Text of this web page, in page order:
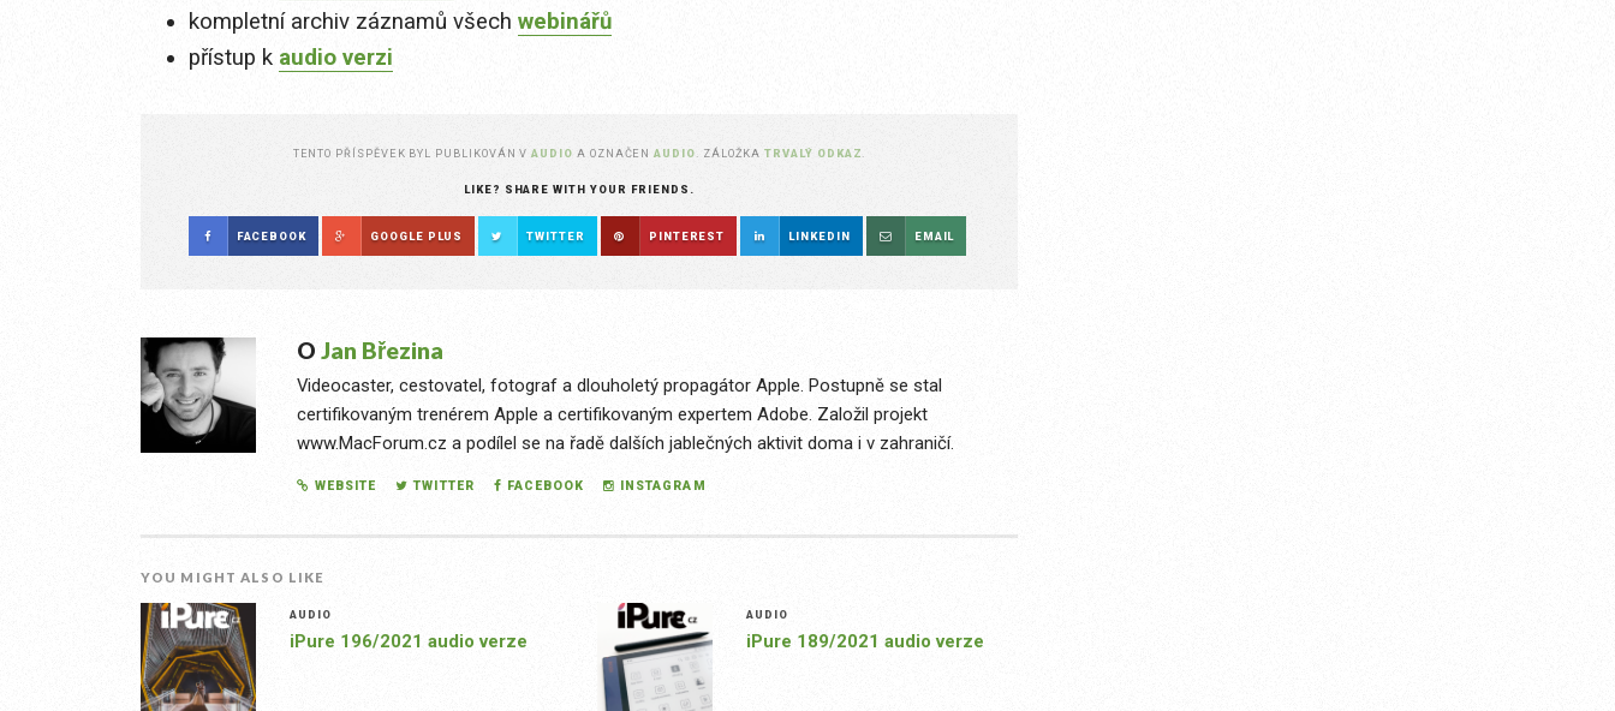
kompletní archiv záznamů všech webinářů
přístup k audio verzi
TENTO PŘÍSPĚVEK BYL PUBLIKOVÁN VAUDIO A OZNAČENAUDIO . ZÁLOŽKATRVALÝ ODKAZ
LIKE? SHARE WITH YOUR FRIENDS.
FACEBOOK GOOGLE PLUS TWITTER PINTEREST LINKEDIN EMAIL
O Jan Březina
Videocaster, cestovatel, fotograf a dlouholetý propagátor Apple. Postupně se stal
certifikovaným trenérem Apple a certifikovaným expertem Adobe. Založil projekt
www.MacForum.cz a podílel se na řadě dalších jablečných aktivit doma i v zahraničí.
WEBSITE TWITTER FACEBOOK INSTAGRAM
YOU MIGHT ALSO LIKE
AUDIO
iPure 196/2021 audio verze
AUDIO
iPure 189/2021 audio verze